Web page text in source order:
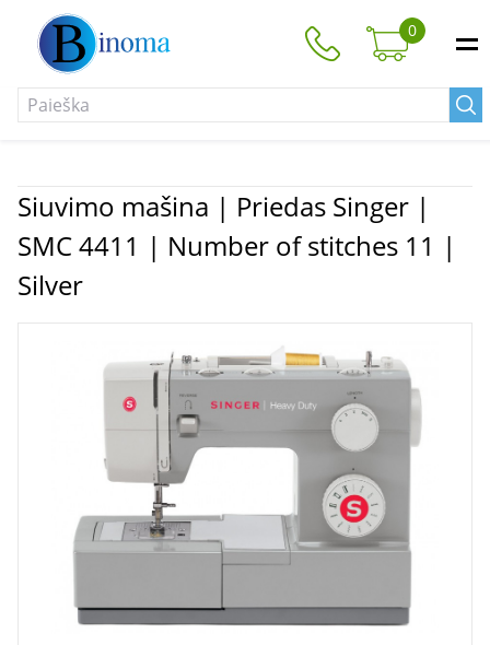
0
Siuvimo mašina | Priedas Singer |
SMC 4411 | Number of stitches 11 |
Silver